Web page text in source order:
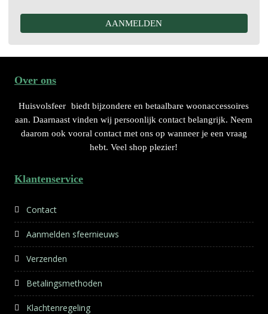
Over ons
Huisvolsfeer biedt bijzondere en betaalbare woonaccessoires
aan. Daarnaast vinden wij persoonlijk contact belangrijk. Neem
daarom ook vooral contact met ons op wanneer je een vraag
hebt. Veel shop plezier!
Klantenservice
Contact
Aanmelden sfeernieuws
Verzenden
Betalingsmethoden
Klachtenregeling